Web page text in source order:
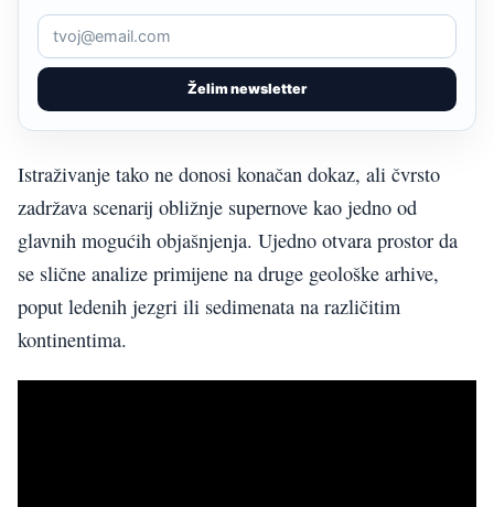
Želim newsletter
Istraživanje tako ne donosi konačan dokaz, ali čvrsto
zadržava scenarij obližnje supernove kao jedno od
glavnih mogućih objašnjenja. Ujedno otvara prostor da
se slične analize primijene na druge geološke arhive,
poput ledenih jezgri ili sedimenata na različitim
kontinentima.